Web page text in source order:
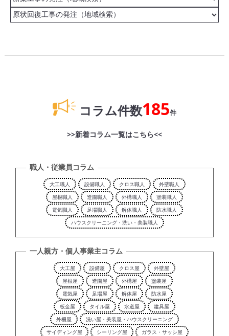
コラム件数185件
>>新着コラム一覧はこちら<<
職人・従業員コラム
大工職人 設備職人 クロス職人
外壁職人
屋根職人
造園職人 外構職人
塗装職人
電気職人
足場職人 解体職人
防水職人
ハウスクリーニング・洗い・美装職人
一人親方・個人事業主コラム
大工屋 設備屋 クロス屋
外壁屋
屋根屋
造園屋 外構屋
塗装屋
電気屋
足場屋 解体屋
防水屋
板金屋
タイル屋 水道屋
建具屋
外柵屋
洗い屋・美装屋・ハウスクリーニング
サイディング屋
シーリング屋 ガラス・サッシ屋